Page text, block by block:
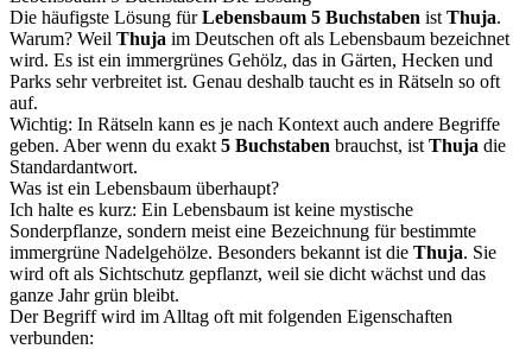
Die häufigste Lösung fürLebensbaum 5 Buchstaben ist Thuja.
Warum? Weil Thuja im Deutschen oft als Lebensbaum bezeichnet
wird. Es ist ein immergrünes Gehölz, das in Gärten, Hecken und
Parks sehr verbreitet ist. Genau deshalb taucht es in Rätseln so oft
auf.
Wichtig: In Rätseln kann es je nach Kontext auch andere Begriffe
geben. Aber wenn du exakt 5 Buchstaben brauchst, ist Thuja die
Standardantwort.
Was ist ein Lebensbaum überhaupt?
Ich halte es kurz: Ein Lebensbaum ist keine mystische
Sonderpflanze, sondern meist eine Bezeichnung für bestimmte
immergrüne Nadelgehölze. Besonders bekannt ist die Thuja. Sie
wird oft als Sichtschutz gepflanzt, weil sie dicht wächst und das
ganze Jahr grün bleibt.
Der Begriff wird im Alltag oft mit folgenden Eigenschaften
verbunden: